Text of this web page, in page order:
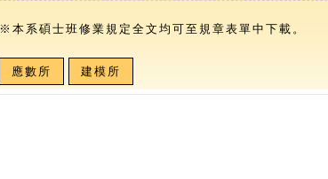
※本系碩士班修業規定全文均可至規章表單中下載。
應數所 建模所